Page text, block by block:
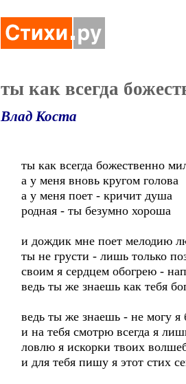
ты как всегда
Влад Коста
ты как всегда божественно
а у меня вновь кругом голова
а у меня поет - кричит душа
родная - ты безумно хороша
и дождик мне поет мелодию
ты не грусти - лишь только
своим я сердцем обогрею -
ведь ты же знаешь как тебя
ведь ты же знаешь - не могу я
и на тебя смотрю всегда я
ловлю я искорки твоих
и для тебя пишу я этот стих